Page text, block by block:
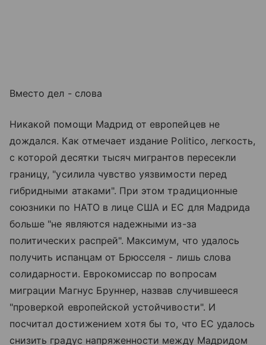
Вместо дел - слова
Никакой помощи Мадрид от европейцев не
дождался. Как отмечает издание Politico, легкость,
с которой десятки тысяч мигрантов пересекли
границу, "усилила чувство уязвимости перед
гибридными атаками". При этом традиционные
союзники по НАТО в лице США и ЕС для Мадрида
больше "не являются надежными из-за
политических распрей". Максимум, что удалось
получить испанцам от Брюсселя - лишь слова
солидарности. Еврокомиссар по вопросам
миграции Магнус Бруннер, назвав случившееся
"проверкой европейской устойчивости". И
посчитал достижением хотя бы то, что ЕС удалось
снизить градус напряженности между Мадридом